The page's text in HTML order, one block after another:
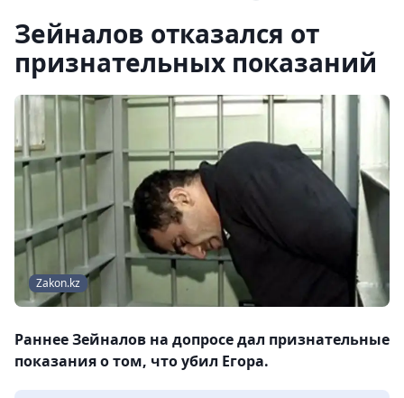
Зейналов отказался от
признательных показаний
Zakon.kz
Раннее Зейналов на допросе дал признательные
показания о том, что убил Егора.